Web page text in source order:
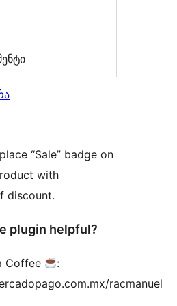
“Sale” badge on
with
discount.
plugin helpful?
Coffee
:
racmanuel